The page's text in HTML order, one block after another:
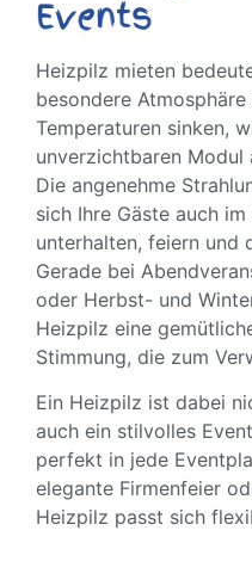
Events
Heizpilz mieten
besondere
Temperaturen sinken,
unverzichtbaren Modul
Die angenehme
sich Ihre Gäste auch
unterhalten, feiern und
Gerade bei
oder Herbst- und
Heizpilz eine
Stimmung, die zum
Ein Heizpilz ist dabei
auch ein stilvolles
perfekt in jede
elegante Firmenfeier
Heizpilz passt sich